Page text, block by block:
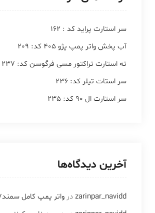
سر استارت پراید کد : 162
آب پخش واتر پمپ پژو 405 کد: 209
ته استارت تراکتور مسی فرگوسن کد: 237
سر استات تیلر کد: 236
سر استارت ال 90 کد: 235
آخرین دیدگاه‌ها
zarinpar_naviddدرواتر پمپ کامل سمندEF7